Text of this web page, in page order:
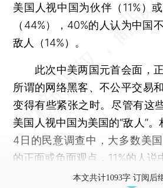
美国人视中国为伙伴（11%）
（44%），40%的人认为中国
敌人（14%）。
此次中美两国元首会面，正
所谓的网络黑客、不公平交易
变得有些紧张之时。尽管有这
美国人视中国为美国的“敌人”
4日的民意调查中，大多数美
的正面或负面观点，11%的人说
本文共计1093字 订阅后